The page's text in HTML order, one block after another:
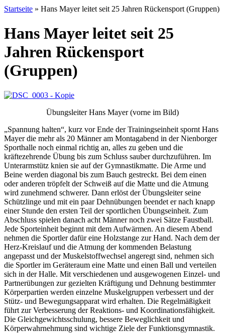
Startseite » Hans Mayer leitet seit 25 Jahren Rückensport (Gruppen)
Hans Mayer leitet seit 25
Jahren Rückensport
(Gruppen)
Übungsleiter Hans Mayer (vorne im Bild)
„Spannung halten“, kurz vor Ende der Trainingseinheit spornt Hans
Mayer die mehr als 20 Männer am Montagabend in der Nienborger
Sporthalle noch einmal richtig an, alles zu geben und die
kräftezehrende Übung bis zum Schluss sauber durchzuführen. Im
Unterarmstütz knien sie auf der Gymnastikmatte. Die Arme und
Beine werden diagonal bis zum Bauch gestreckt. Bei dem einen
oder anderen tröpfelt der Schweiß auf die Matte und die Atmung
wird zunehmend schwerer. Dann erlöst der Übungsleiter seine
Schützlinge und mit ein paar Dehnübungen beendet er nach knapp
einer Stunde den ersten Teil der sportlichen Übungseinheit. Zum
Abschluss spielen danach acht Männer noch zwei Sätze Faustball.
Jede Sporteinheit beginnt mit dem Aufwärmen. An diesem Abend
nehmen die Sportler dafür eine Holzstange zur Hand. Nach dem der
Herz-Kreislauf und die Atmung der kommenden Belastung
angepasst und der Muskelstoffwechsel angeregt sind, nehmen sich
die Sportler im Geräteraum eine Matte und einen Ball und verteilen
sich in der Halle. Mit verschiedenen und ausgewogenen Einzel- und
Partnerübungen zur gezielten Kräftigung und Dehnung bestimmter
Körperpartien werden einzelne Muskelgruppen verbessert und der
Stütz- und Bewegungsapparat wird erhalten. Die Regelmäßigkeit
führt zur Verbesserung der Reaktions- und Koordinationsfähigkeit.
Die Gleichgewichtsschulung, bessere Beweglichkeit und
Körperwahrnehmung sind wichtige Ziele der Funktionsgymnastik.